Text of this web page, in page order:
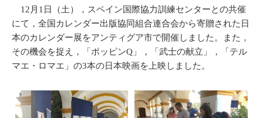
12月1日（土），スペイン国際協力訓練センターとの共催
にて，全国カレンダー出版協同組合連合会から寄贈された日
本のカレンダー展をアンティグア市で開催しました。また，
その機会を捉え，「ポッピンQ」，「武士の献立」，「テル
マエ・ロマエ」の3本の日本映画を上映しました。